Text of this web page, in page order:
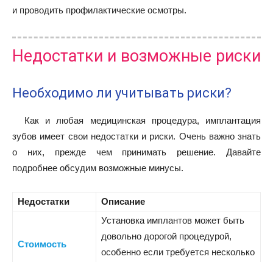
и проводить профилактические осмотры.
Недостатки и возможные риски
Необходимо ли учитывать риски?
Как и любая медицинская процедура, имплантация
зубов имеет свои недостатки и риски. Очень важно знать
о них, прежде чем принимать решение. Давайте
подробнее обсудим возможные минусы.
Недостатки Описание
Стоимость
Установка имплантов может быть
довольно дорогой процедурой,
особенно если требуется несколько